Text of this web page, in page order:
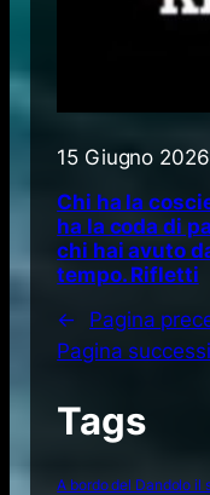
15 Giugno 2026
Chi ha la
ha la coda di
chi hai avuto
tempo. Rifletti
←
Pagina
Pagina
Tags
A bordo del Dandolo il